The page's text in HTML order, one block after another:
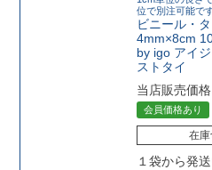
位で別注可能で
ビニール・
4mm×8cm
by igo アイ
ストタイ
当店販売価格
会員価格あり
在
１袋から発